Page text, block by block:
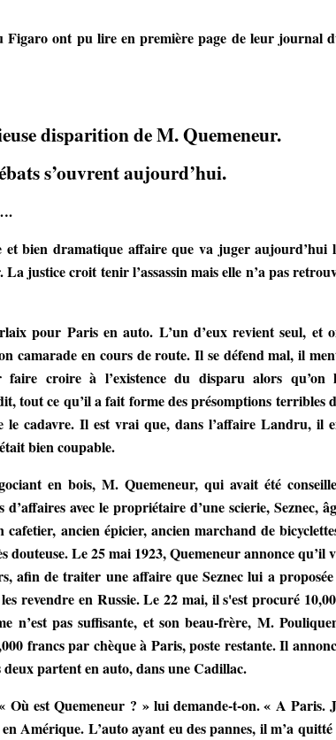
Figaro ont pu lire en première page de leur journal
disparition de M. Quemeneur.
s’ouvrent aujourd’hui.
et bien dramatique affaire que va juger aujourd’hui
La justice croit tenir l’assassin mais elle n’a pas
pour Paris en auto. L’un d’eux revient seul, et
camarade en cours de route. Il se défend mal, il
croire à l’existence du disparu alors qu’on
tout ce qu’il a fait forme des présomptions terribles
le cadavre. Il est vrai que, dans l’affaire Landru, il
bien coupable.
en bois, M. Quemeneur, qui avait été
avec le propriétaire d’une scierie, Seznec,
cafetier, ancien épicier, ancien marchand de
Le 25 mai 1923, Quemeneur annonce qu’il
afin de traiter une affaire que Seznec lui a
revendre en Russie. Le 22 mai, il s'est procuré
n’est pas suffisante, et son beau-frère, M.
francs par chèque à Paris, poste restante. Il
partent en auto, dans une Cadillac.
Où est Quemeneur ? » lui demande-t-on. « A Paris.
Amérique. L’auto ayant eu des pannes, il m’a quitté